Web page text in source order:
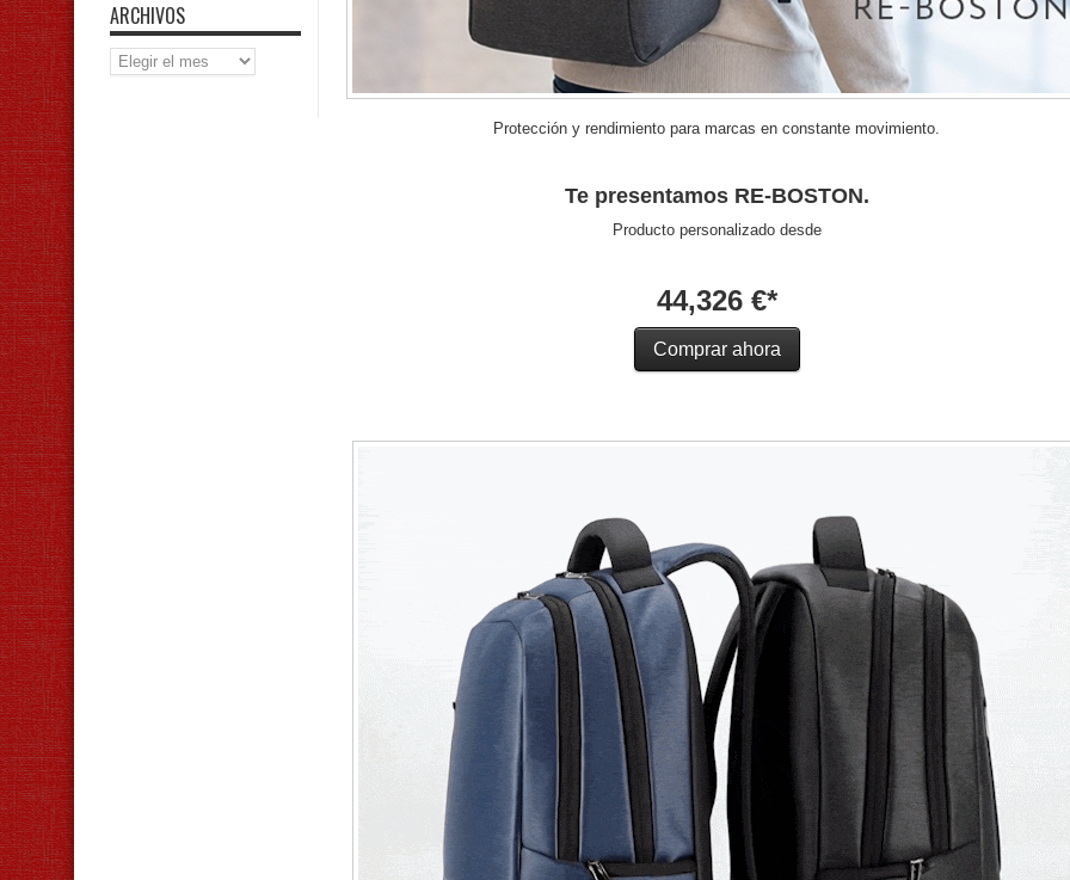
Protección y rendimiento para marcas en constante movimiento.
Te presentamos RE-BOSTON.
Producto personalizado desde
44,326 €*
Comprar ahora
ARCHIVOS
Archivos